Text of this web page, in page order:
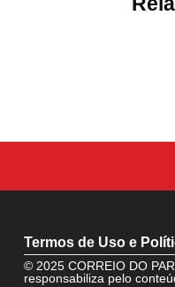
Termos de Uso e
© 2025 CORREIO DO
responsabiliza pelo